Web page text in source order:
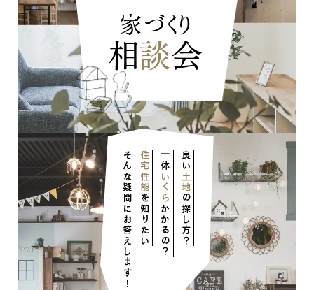
家づくり
相談会
住宅性能
を知りたい
一体
いくら
かかるの？
良い
土地
の探し方？
そんな疑問にお答えします！